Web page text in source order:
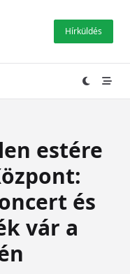
Hírküldés
estére
és
vár a